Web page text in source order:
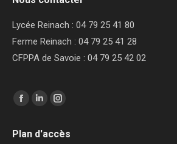
Lycée Reinach : 04 79 25 41 80
Ferme Reinach : 04 79 25 41 28
CFPPA de Savoie : 04 79 25 42 02
Trouvez nous sur :
Facebook
opens
LinkedIn
opens
Instagram
opens
Plan d'accès